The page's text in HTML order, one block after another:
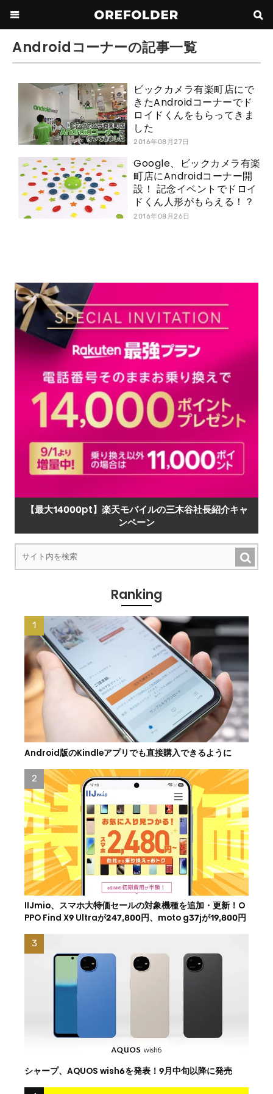
Androidコーナーの記事一覧
ビックカメラ有楽町店にで
きたAndroidコーナーでド
ロイドくんをもらってきま
した
2016年08月27日
Google、ビックカメラ有楽
町店にAndroidコーナー開
設！ 記念イベントでドロイ
ドくん人形がもらえる！？
2016年08月26日
【最大14000pt】楽天モバイルの三木谷社長紹介キャ
ンペーン
Ranking
Android版のKindleアプリでも直接購入できるように
IIJmio、スマホ大特価セールの対象機種を追加・更新！O
PPO Find X9 Ultraが247,800円、moto g37jが19,800円
シャープ、AQUOS wish6を発表！9月中旬以降に発売